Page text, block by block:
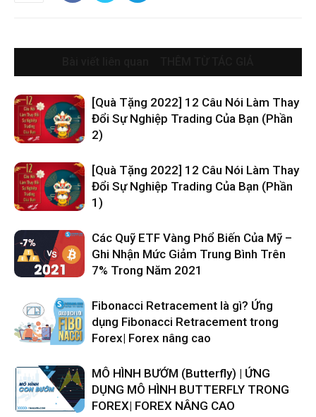
[Quà Tặng 2022] 12 Câu Nói Làm Thay
Đổi Sự Nghiệp Trading Của Bạn (Phần
2)
[Quà Tặng 2022] 12 Câu Nói Làm Thay
Đổi Sự Nghiệp Trading Của Bạn (Phần
1)
Các Quỹ ETF Vàng Phổ Biến Của Mỹ –
Ghi Nhận Mức Giảm Trung Bình Trên
7% Trong Năm 2021
Fibonacci Retracement là gì? Ứng
dụng Fibonacci Retracement trong
Forex| Forex nâng cao
MÔ HÌNH BƯỚM (Butterfly) | ỨNG
DỤNG MÔ HÌNH BUTTERFLY TRONG
FOREX| FOREX NÂNG CAO